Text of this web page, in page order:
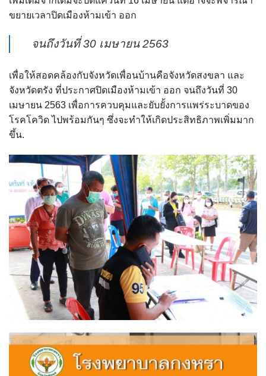
ขยายเวลาปิดเมืองห้ามเข้า ออก
จนถึงวันที่ 30 เมษายน 2563
เพื่อให้สอดคล้องกับจังหวัดเพื่อนบ้านคือจังหวัดสงขลา และ
จังหวัดตรัง ที่ประกาศปิดเมืองห้ามเข้า ออก จนถึงวันที่ 30
เมษายน 2563 เพื่อการควบคุมและยับยั้งการแพร่ระบาดของ
โรคโควิด ไปพร้อมกันๆ ซึ่งจะทำให้เกิดประสิทธิภาพเพิ่มมาก
ขึ้น.